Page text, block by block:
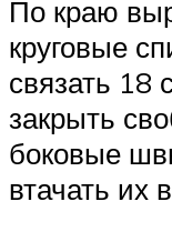
По краю
круговые
связать 18
закрыть
боковые
втачать их